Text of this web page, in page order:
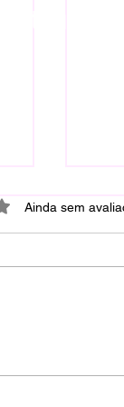
dia
0 de 5
Ainda sem